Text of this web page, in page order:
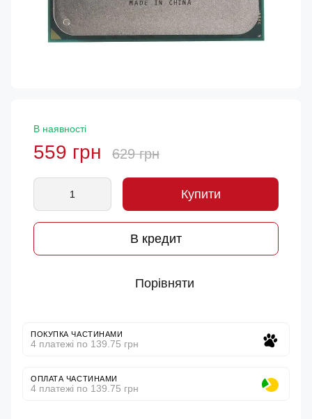
В наявності
559 грн 629 грн
Купити
В кредит
Порівняти
ПОКУПКА ЧАСТИНАМИ
4 платежі по 139.75 грн
ОПЛАТА ЧАСТИНАМИ
4 платежі по 139.75 грн